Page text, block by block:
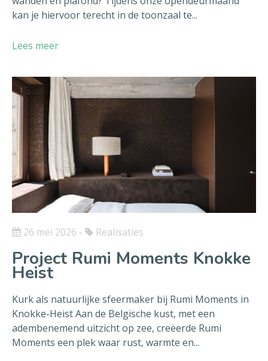
kan je hiervoor terecht in de toonzaal te...
Lees meer
26 mei 2026 - Realisaties
Project Rumi Moments Knokke
Heist
Kurk als natuurlijke sfeermaker bij Rumi Moments in
Knokke-Heist Aan de Belgische kust, met een
adembenemend uitzicht op zee, creëerde Rumi
Moments een plek waar rust, warmte en...